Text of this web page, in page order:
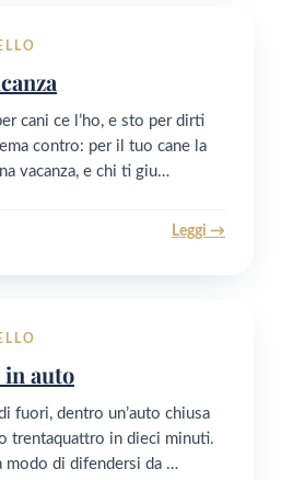
cani ce l’ho, e sto per dirti
contro: per il tuo cane la
vacanza, e chi ti giu…
Leggi →
auto
fuori, dentro un’auto chiusa
trentaquattro in dieci minuti.
modo di difendersi da …